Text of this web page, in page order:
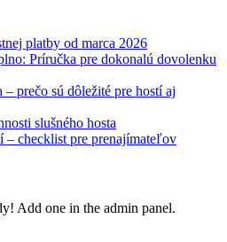
platby od marca 2026
Príručka pre dokonalú dovolenku
– prečo sú dôležité pre hostí aj
slušného hosta
– checklist pre prenajímateľov
Add one in the admin panel.